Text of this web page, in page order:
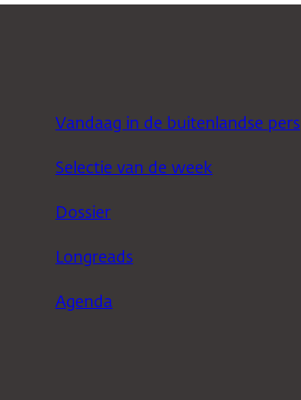
Vandaag in de buitenlandse pers
Selectie van de week
Dossier
Longreads
Agenda